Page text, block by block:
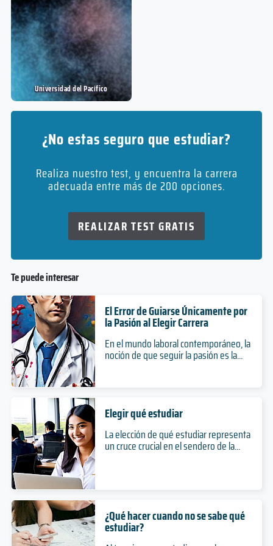
Presencial
Modalidad
Doctorado en Ciencias de la Ingeniería,
mención Fluidodinámica
2 años
Duración
Doctorado
Modalidad
Doctorado en Ciencias, mención Ecología y
Biología Evolutiva
Duración
Doctorado
Presencial
Modalidad
Doctorado en Ciencias, mención en Biología
Molecular, Celular y Neurociencias
5 años
Duración
Doctorado
Nivel
Presencial
Modalidad
Doctorado en Ciencias, mención Matemáticas
3 años
5 años
Duración
Pregrado
Nivel
Presencial
Modalidad
Antropología con mención en Antropología
Física
5 años
Duración
Antropología con mención en Antropología
Social
5 años
Duración
Pregrado
Nivel
Presencial
Modalidad
Antropología con mención en Arqueología
5 años
Duración
Pregrado
Nivel
Presencial
Modalidad
Universidad del Pací­fico
¿No estas seguro que estudiar?
Realiza nuestro test, y encuentra la carrera
adecuada entre más de 200 opciones.
REALIZAR TEST GRATIS
Te puede interesar
El Error de Guiarse Únicamente por
la Pasión al Elegir Carrera
En el mundo laboral contemporáneo, la
noción de que seguir la pasión es la...
Elegir qué estudiar
La elección de qué estudiar representa
un cruce crucial en el sendero de la...
¿Qué hacer cuando no se sabe qué
estudiar?